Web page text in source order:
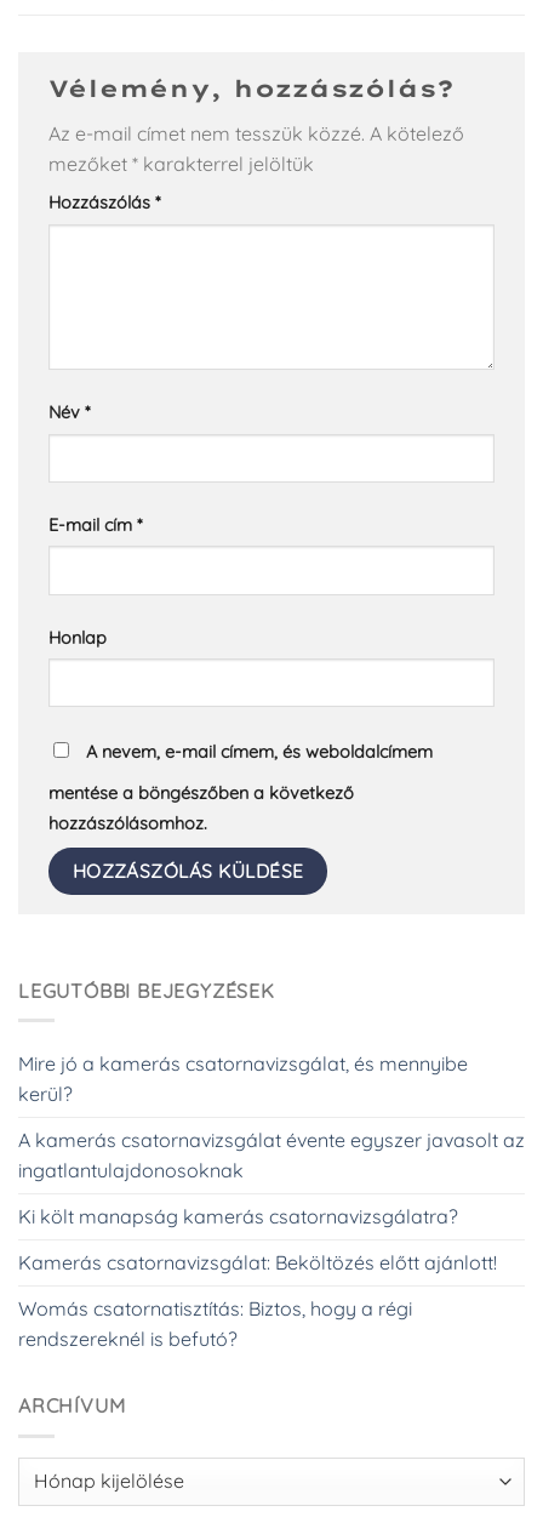
Vélemény, hozzászólás?
Az e-mail címet nem tesszük közzé. A kötelező
mezőket * karakterrel jelöltük
Hozzászólás *
Név *
E-mail cím *
Honlap
A nevem, e-mail címem, és weboldalcímem
mentése a böngészőben a következő
hozzászólásomhoz.
LEGUTÓBBI BEJEGYZÉSEK
Mire jó a kamerás csatornavizsgálat, és mennyibe
kerül?
A kamerás csatornavizsgálat évente egyszer javasolt az
ingatlantulajdonosoknak
Ki költ manapság kamerás csatornavizsgálatra?
Kamerás csatornavizsgálat: Beköltözés előtt ajánlott!
Womás csatornatisztítás: Biztos, hogy a régi
rendszereknél is befutó?
ARCHÍVUM
Archívum